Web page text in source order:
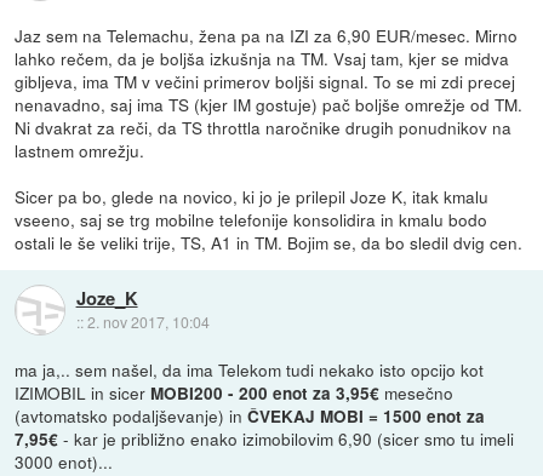
Jaz sem na Telemachu, žena pa na IZI za 6,90 EUR/mesec. Mirno
lahko rečem, da je boljša izkušnja na TM. Vsaj tam, kjer se midva
gibljeva, ima TM v večini primerov boljši signal. To se mi zdi precej
nenavadno, saj ima TS (kjer IM gostuje) pač boljše omrežje od TM.
Ni dvakrat za reči, da TS throttla naročnike drugih ponudnikov na
lastnem omrežju.
Sicer pa bo, glede na novico, ki jo je prilepil Joze K, itak kmalu
vseeno, saj se trg mobilne telefonije konsolidira in kmalu bodo
ostali le še veliki trije, TS, A1 in TM. Bojim se, da bo sledil dvig cen.
Joze_K
::2. nov 2017, 10:04
ma ja,.. sem našel, da ima Telekom tudi nekako isto opcijo kot
IZIMOBIL in sicer MOBI200 - 200 enot za 3,95€ mesečno
(avtomatsko podaljševanje) inČVEKAJ MOBI = 1500 enot za
7,95€ - kar je približno enako izimobilovim 6,90 (sicer smo tu imeli
3000 enot)...